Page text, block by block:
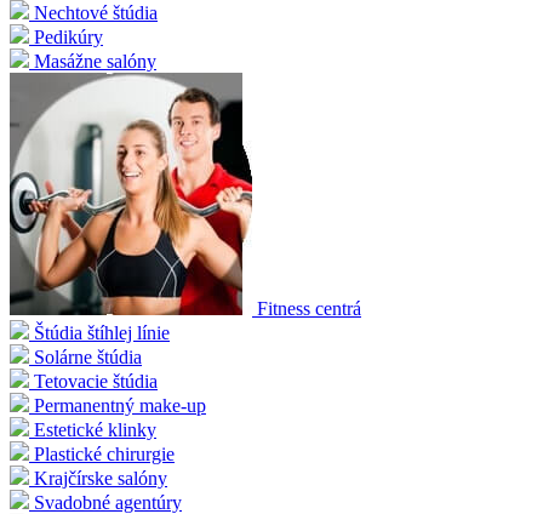
Nechtové štúdia
Pedikúry
Masážne salóny
Fitness centrá
Štúdia štíhlej línie
Solárne štúdia
Tetovacie štúdia
Permanentný make-up
Estetické klinky
Plastické chirurgie
Krajčírske salóny
Svadobné agentúry